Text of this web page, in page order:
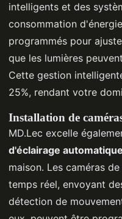
intelligents et des
consommation
programmés pour
que les lumières
Cette gestion
25%, rendant votre
Installation de
MD.Lec excelle
d'éclairage automatique
maison. Les caméras
temps réel, envoyant
détection de